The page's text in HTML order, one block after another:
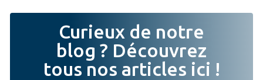
Curieux de notre
blog ? Découvrez
tous nos articles ici !